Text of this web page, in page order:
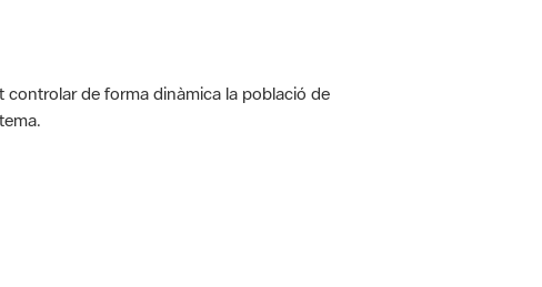
controlar de forma dinàmica la població de
de 5.